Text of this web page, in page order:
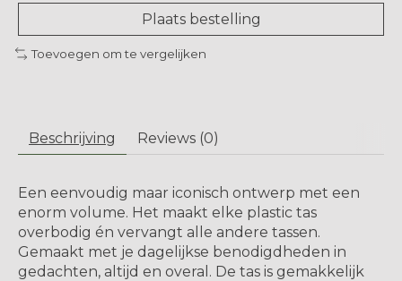
Plaats bestelling
Toevoegen om te vergelijken
Beschrijving Reviews (0)
Een eenvoudig maar iconisch ontwerp met een
enorm volume. Het maakt elke plastic tas
overbodig én vervangt alle andere tassen.
Gemaakt met je dagelijkse benodigdheden in
gedachten, altijd en overal. De tas is gemakkelijk